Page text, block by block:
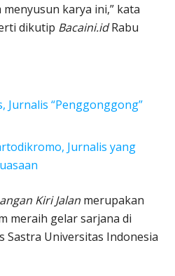
karya ini,” kata
dikutip Bacaini.idRabu
Jurnalis “Penggonggong”
Jurnalis yang
Kiri Jalan merupakan
meraih gelar sarjana di
Sastra Universitas Indonesia